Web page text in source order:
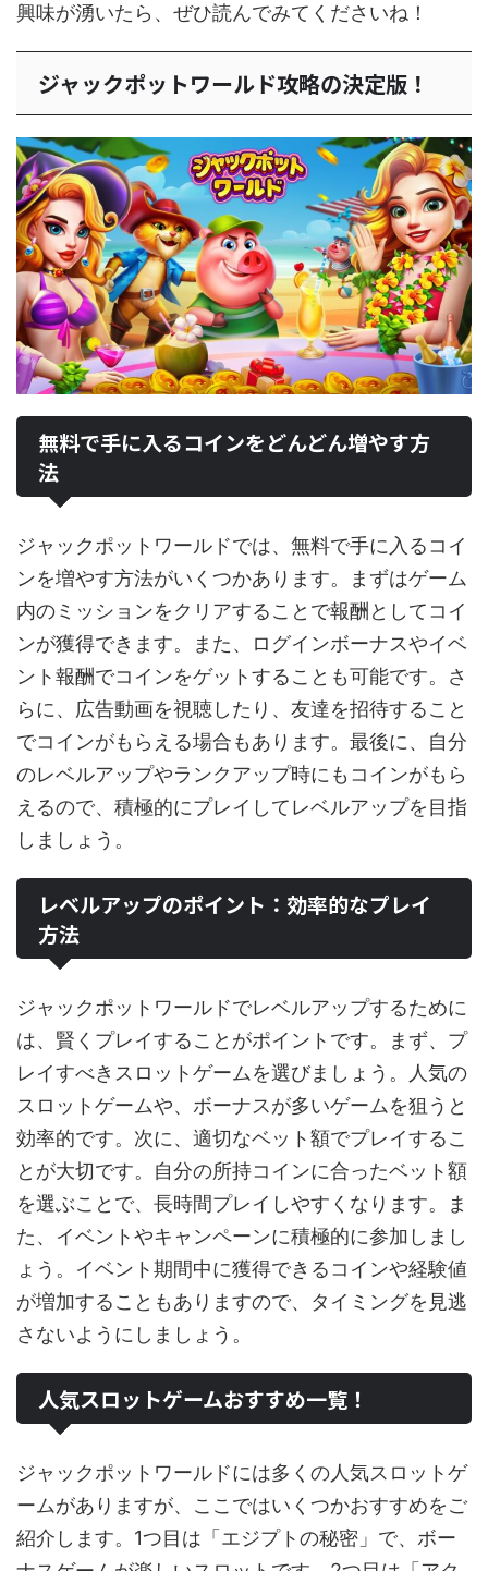
興味が湧いたら、ぜひ読んでみてくださいね！
ジャックポットワールド攻略の決定版！
無料で手に入るコインをどんどん増やす方
法
ジャックポットワールドでは、無料で手に入るコイ
ンを増やす方法がいくつかあります。まずはゲーム
内のミッションをクリアすることで報酬としてコイ
ンが獲得できます。また、ログインボーナスやイベ
ント報酬でコインをゲットすることも可能です。さ
らに、広告動画を視聴したり、友達を招待すること
でコインがもらえる場合もあります。最後に、自分
のレベルアップやランクアップ時にもコインがもら
えるので、積極的にプレイしてレベルアップを目指
しましょう。
レベルアップのポイント：効率的なプレイ
方法
ジャックポットワールドでレベルアップするために
は、賢くプレイすることがポイントです。まず、プ
レイすべきスロットゲームを選びましょう。人気の
スロットゲームや、ボーナスが多いゲームを狙うと
効率的です。次に、適切なベット額でプレイするこ
とが大切です。自分の所持コインに合ったベット額
を選ぶことで、長時間プレイしやすくなります。ま
た、イベントやキャンペーンに積極的に参加しまし
ょう。イベント期間中に獲得できるコインや経験値
が増加することもありますので、タイミングを見逃
さないようにしましょう。
人気スロットゲームおすすめ一覧！
ジャックポットワールドには多くの人気スロットゲ
ームがありますが、ここではいくつかおすすめをご
紹介します。1つ目は「エジプトの秘密」で、ボー